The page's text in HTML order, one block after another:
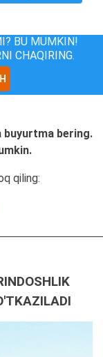
BU MUMKIN!
CHAQIRING.
buyurtma bering.
qiling: